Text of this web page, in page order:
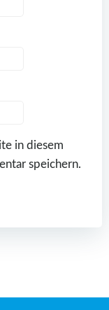
in diesem
speichern.